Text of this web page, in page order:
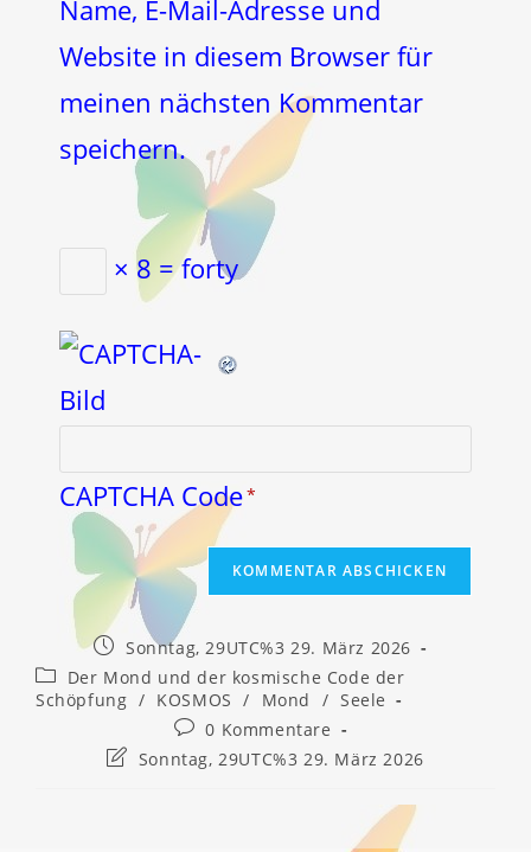
ein
(optional)
Name, E-Mail-Adresse und
Website in diesem Browser für
meinen nächsten Kommentar
speichern.
× 8 = forty
CAPTCHA Code*
Beitrag
veröffentlicht:
Sonntag, 29UTC%3 29. März 2026
Beitrags-
Kategorie:
Der Mond und der kosmische Code der
Schöpfung / KOSMOS / Mond / Seele
Beitrags-
Kommentare:
0 Kommentare
BeitragSonntag, 29UTC%3 29. März 2026